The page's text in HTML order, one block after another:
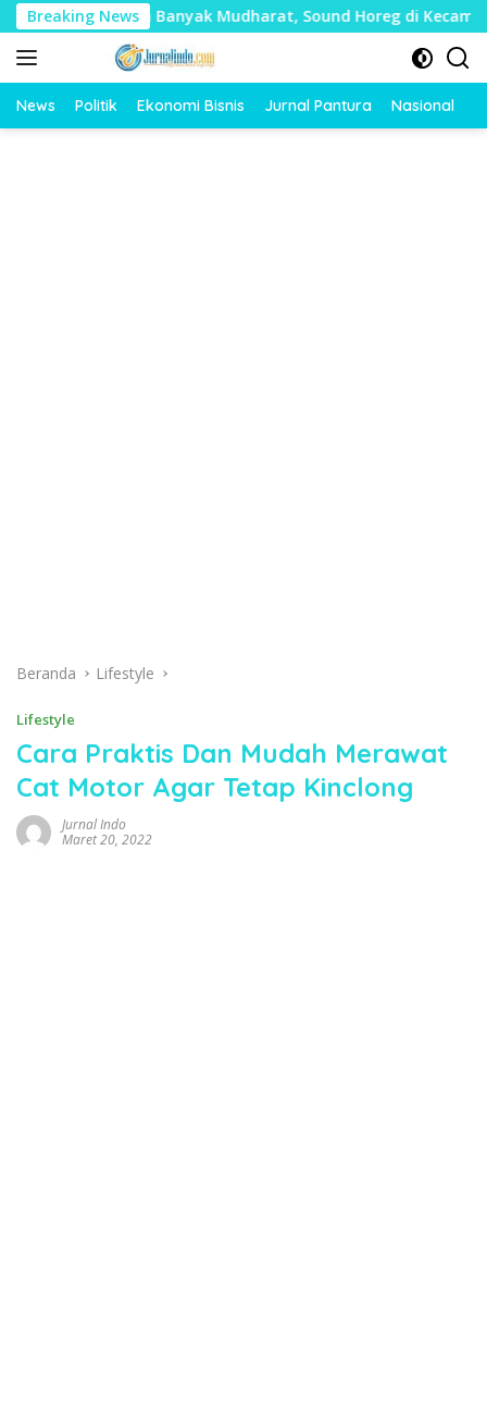
Langsung
ke
konten
Breaking News
Timbulkan Banyak Mudharat, Sound Horeg di Kecamatan
News Politik Ekonomi Bisnis Jurnal Pantura Nasional
Beranda Lifestyle
Lifestyle
Cara Praktis Dan Mudah Merawat
Cat Motor Agar Tetap Kinclong
Jurnal Indo
Maret 20, 2022